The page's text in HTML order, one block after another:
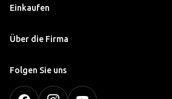
Einkaufen
Über die Firma
Folgen Sie uns